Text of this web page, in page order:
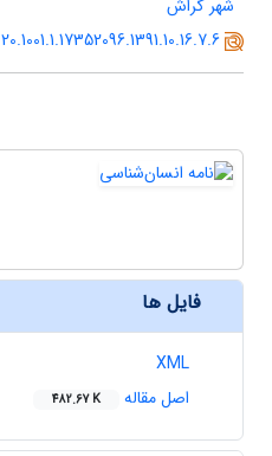
شهر گراش
20.1001.1.17352096.1391.10.16.7.6
فایل ها
XML
اصل مقاله
482.67 K